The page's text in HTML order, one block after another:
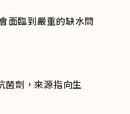
面臨到嚴重的缺水問
菌劑，來源指向生